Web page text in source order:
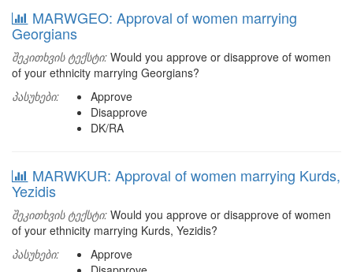
MARWGEO: Approval of women marrying
Georgians
შეკითხვის ტექსტი: Would you approve or disapprove of women
of your ethnicity marrying Georgians?
პასუხები:
Approve
Disapprove
DK/RA
MARWKUR: Approval of women marrying Kurds,
Yezidis
შეკითხვის ტექსტი: Would you approve or disapprove of women
of your ethnicity marrying Kurds, Yezidis?
პასუხები:
Approve